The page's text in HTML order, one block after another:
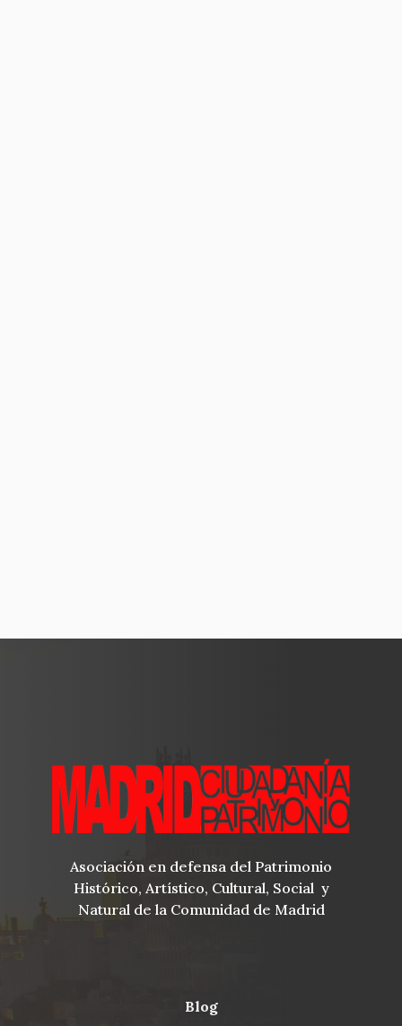
Asociación en defensa del Patrimonio
Histórico, Artístico, Cultural, Social y
Natural de la Comunidad de Madrid
blog